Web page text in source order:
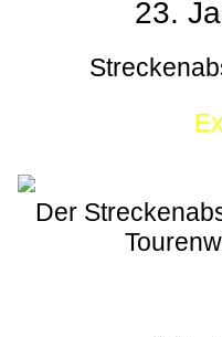
23.
Der